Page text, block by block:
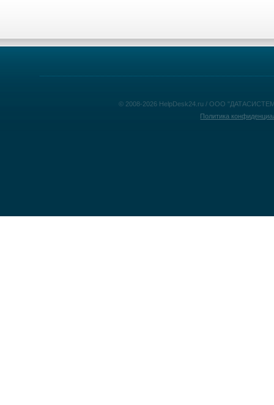
© 2008-2026 HelpDesk24.ru / ООО
Политика